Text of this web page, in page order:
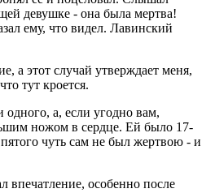
девушке - она была мертва!
ему, что видел. Лавинский
а этот случай утверждает меня,
тут кроется.
а, если угодно вам,
ножом в сердце. Ей было 17-
чуть сам не был жертвою - и
впечатление, особенно после